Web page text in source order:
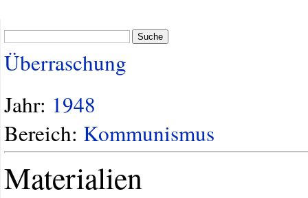
Suche
Überraschung
Jahr: 1948
Bereich: Kommunismus
Materialien